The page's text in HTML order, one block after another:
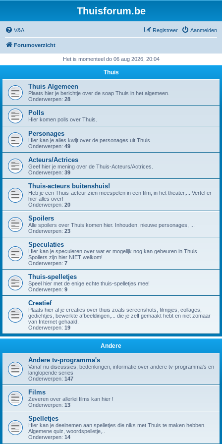
Thuisforum.be
V&A Aanmelden
Registreer
Forumoverzicht
Het is momenteel do 06 aug 2026, 20:04
Thuis
Thuis Algemeen
Plaats hier je berichtje over de soap Thuis in het algemeen.
Onderwerpen: 28
Polls
Hier komen polls over Thuis.
Personages
Hier kan je alles kwijt over de personages uit Thuis.
Onderwerpen: 49
Acteurs/Actrices
Geef hier je mening over de Thuis-Acteurs/Actrices.
Onderwerpen: 39
Thuis-acteurs buitenshuis!
Heb je een Thuis-acteur zien meespelen in een film, in het theater,... Vertel er
hier alles over!
Onderwerpen: 20
Spoilers
Alle spoilers over Thuis komen hier. Inhouden, nieuwe personages, ...
Onderwerpen: 23
Speculaties
Hier kan je speculeren over wat er mogelijk nog kan gebeuren in Thuis.
Spoilers zijn hier NIET welkom!
Onderwerpen: 7
Thuis-spelletjes
Speel hier met de enige echte thuis-spelletjes mee!
Onderwerpen: 9
Creatief
Plaats hier al je creaties over thuis zoals screenshots, filmpjes, collages,
gedichtjes, bewerkte afbeeldingen,... die je zelf gemaakt hebt en niet zomaar
van Internet gehaald.
Onderwerpen: 19
Andere
Andere tv-programma's
Vanaf nu discussies, bedenkingen, informatie over andere tv-programma's en
langlopende series
Onderwerpen: 147
Films
Zeveren over allerlei films kan hier !
Onderwerpen: 13
Spelletjes
Hier kan je deelnemen aan spelletjes die niks met Thuis te maken hebben.
Algemene quiz, woordspelletje,..
Onderwerpen: 14